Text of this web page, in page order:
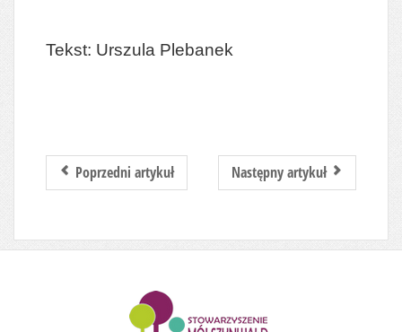
Tekst: Urszula Plebanek
Poprzedni artykuł Następny artykuł